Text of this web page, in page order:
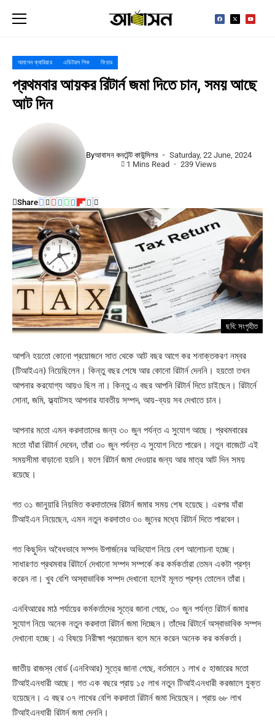
আবাসন ক্যারিয়ার এডিটরস পিক ফিচার
প্রথমবার আয়কর রিটার্ন জমা দিতে চান, সময় আছে
আট দিন
Byআবাসন কনটেন্ট কাউন্সিলর
Saturday, 22 June, 2024
1 Mins Read
239 Views
Share
ছবি: সংগৃহীত
আপনি হয়তো কোনো প্রয়োজনে সাত থেকে আট বছর আগে কর শনাক্তকরণ নম্বর
(টিআইএন) নিয়েছিলেন। কিন্তু বছর শেষে আর কোনো রিটার্ন দেননি। হয়তো তখন
আপনার করযোগ্য আয়ও ছিল না। কিন্তু এ বছর আপনি রিটার্ন দিতে চাইছেন। রিটার্নে
সোনা, জমি, ফ্ল্যাটসহ আপনার যাবতীয় সম্পদ, আয়-ব্যয় সব দেখাতে চান।
আপনার মতো এমন করদাতাদের জন্য ৩০ জুন পর্যন্ত এ সুযোগ আছে। প্রথমবারের
মতো যাঁরা রিটার্ন দেবেন, তাঁরা ৩০ জুন পর্যন্ত এ সুযোগ নিতে পারেন। নতুন বাজেটে এই
সময়সীমা বাড়ানো হয়নি। ফলে রিটার্ন জমা দেওয়ার জন্য আর মাত্র আট দিন সময়
রয়েছে।
গত ৩১ জানুয়ারি নিয়মিত করদাতাদের রিটার্ন জমার সময় শেষ হয়েছে। এরপর যাঁরা
টিআইএন নিয়েছেন, এমন নতুন করদাতাও ৩০ জুনের মধ্যে রিটার্ন দিতে পারবেন।
গত কিছুদিন অবৈধভাবে সম্পদ উপার্জনের অভিযোগ নিয়ে বেশ আলোচনা হচ্ছে।
সাধারণত প্রথমবার রিটার্নে দেখানো সম্পদ সম্পর্কে কর কর্মকর্তারা তেমন একটা প্রশ্ন
করেন না। খুব বেশি অস্বাভাবিক সম্পদ দেখানো হলেই মূলত প্রশ্ন তোলেন তাঁরা।
এনবিআরের মাঠ পর্যায়ের কর্মকর্তাদের সূত্রে জানা গেছে, ৩০ জুন পর্যন্ত রিটার্ন জমার
সুযোগ নিয়ে অনেক নতুন করদাতা রিটার্ন জমা দিচ্ছেন। তাঁদের রিটার্নে অস্বাভাবিক সম্পদ
দেখানো হচ্ছে। এ বিষয়ে নিরীক্ষা প্রয়োজন বলে মনে করেন অনেক কর কর্মকর্তা।
জাতীয় রাজস্ব বোর্ড (এনবিআর) সূত্রে জানা গেছে, বর্তমানে ১ লাখ ৫ হাজারের মতো
টিআইএনধারী আছে। গত এক বছরে প্রায় ১৫ লাখ নতুন টিআইএনধারী করজালে যুক্ত
হয়েছেন। এ বছর ৩৭ লাখের বেশি করদাতা রিটার্ন জমা দিয়েছেন। প্রায় ৬৮ লাখ
টিআইএনধারী রিটার্ন জমা দেননি।